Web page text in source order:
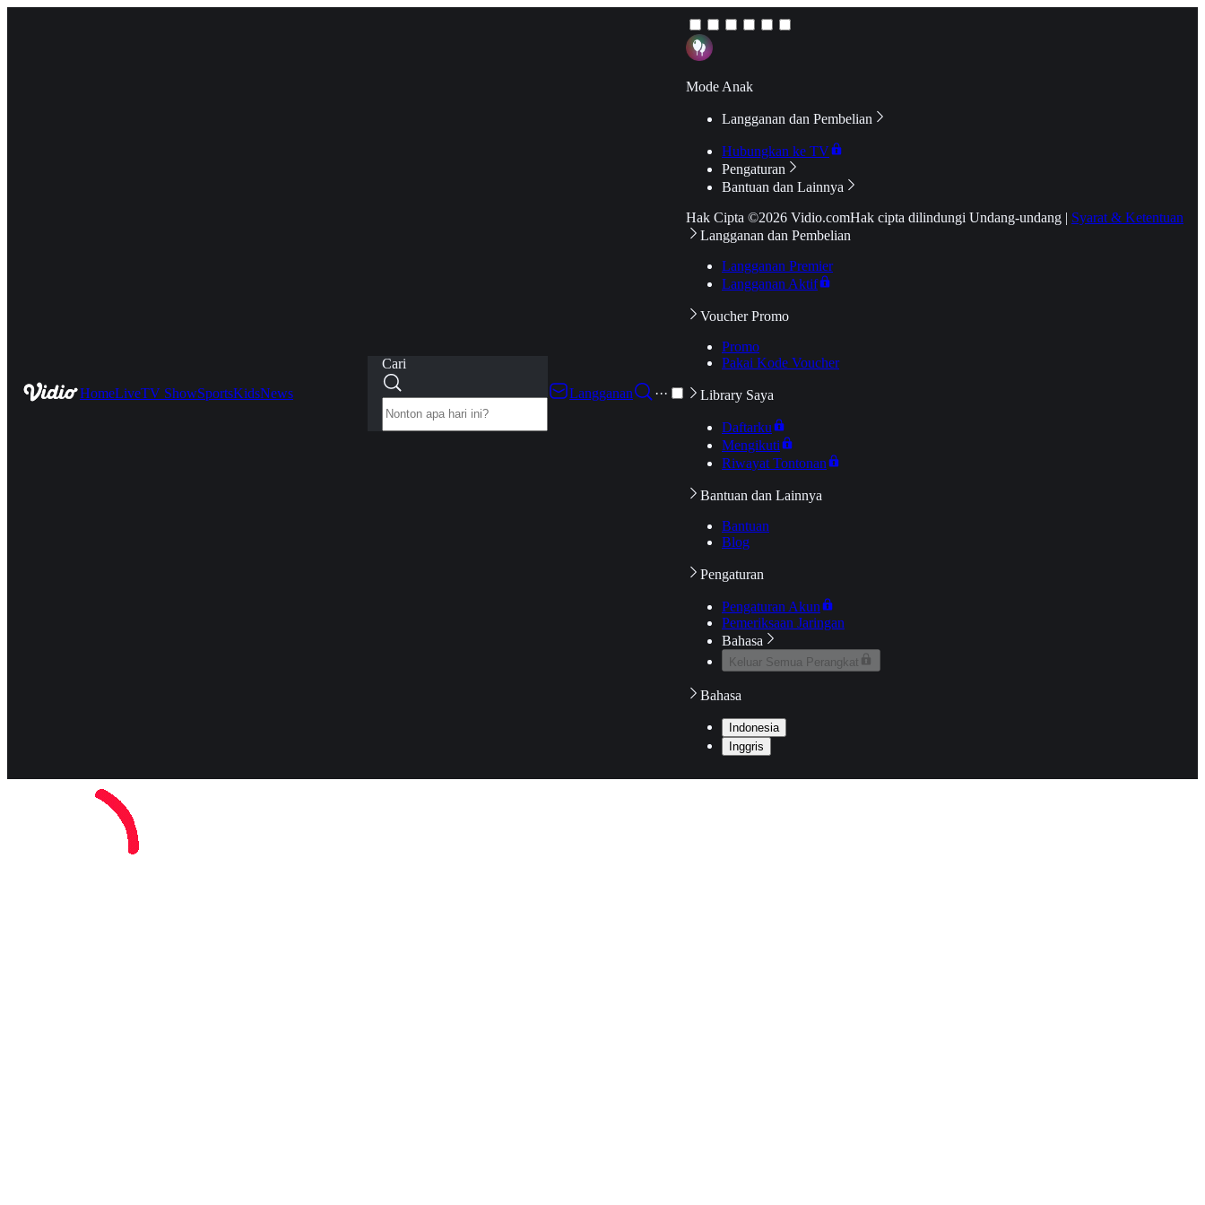
HomeLiveTV ShowSportsKidsNews
Cari
Langganan
···
Mode Anak
Langganan dan Pembelian
Hubungkan ke TV
Pengaturan
Bantuan dan Lainnya
Hak Cipta ©2026 Vidio.comHak cipta dilindungi Undang-undang | Syarat & Ketentuan
Langganan dan Pembelian
Langganan Premier
Langganan Aktif
Voucher Promo
Promo
Pakai Kode Voucher
Library Saya
Daftarku
Mengikuti
Riwayat Tontonan
Bantuan dan Lainnya
Bantuan
Blog
Pengaturan
Pengaturan Akun
Pemeriksaan Jaringan
Bahasa
Keluar Semua Perangkat
Bahasa
Indonesia
Inggris